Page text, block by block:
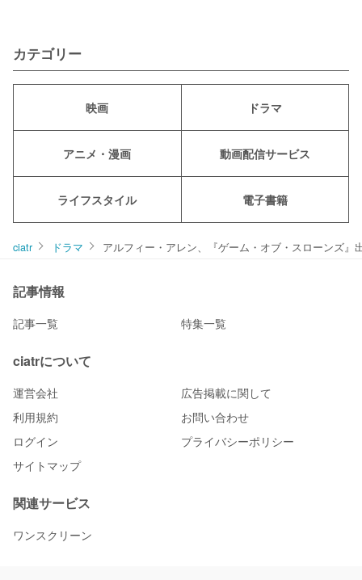
カテゴリー
映画 ドラマ
アニメ・漫画 動画配信サービス
ライフスタイル 電子書籍
ciatr ドラマ アルフィー・アレン、『ゲーム・オブ・スローンズ』
記事情報
記事一覧 特集一覧
ciatrについて
運営会社
広告掲載に関して
利用規約
お問い合わせ
ログイン
プライバシーポリシー
サイトマップ
関連サービス
ワンスクリーン